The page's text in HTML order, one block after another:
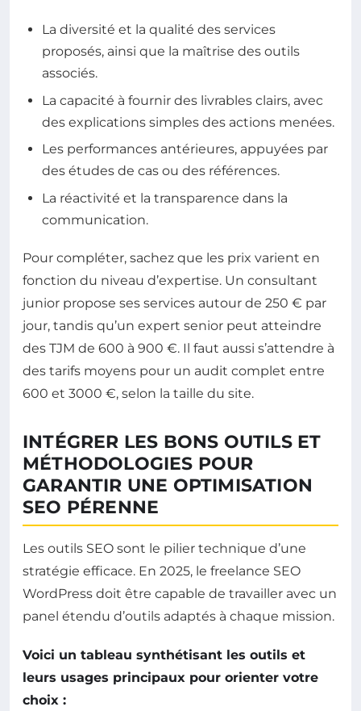
La diversité et la qualité des services
proposés, ainsi que la maîtrise des outils
associés.
La capacité à fournir des livrables clairs, avec
des explications simples des actions menées.
Les performances antérieures, appuyées par
des études de cas ou des références.
La réactivité et la transparence dans la
communication.
Pour compléter, sachez que les prix varient en
fonction du niveau d’expertise. Un consultant
junior propose ses services autour de 250 € par
jour, tandis qu’un expert senior peut atteindre
des TJM de 600 à 900 €. Il faut aussi s’attendre à
des tarifs moyens pour un audit complet entre
600 et 3000 €, selon la taille du site.
INTÉGRER LES BONS OUTILS ET
MÉTHODOLOGIES POUR
GARANTIR UNE OPTIMISATION
SEO PÉRENNE
Les outils SEO sont le pilier technique d’une
stratégie efficace. En 2025, le freelance SEO
WordPress doit être capable de travailler avec un
panel étendu d’outils adaptés à chaque mission.
Voici un tableau synthétisant les outils et
leurs usages principaux pour orienter votre
choix :